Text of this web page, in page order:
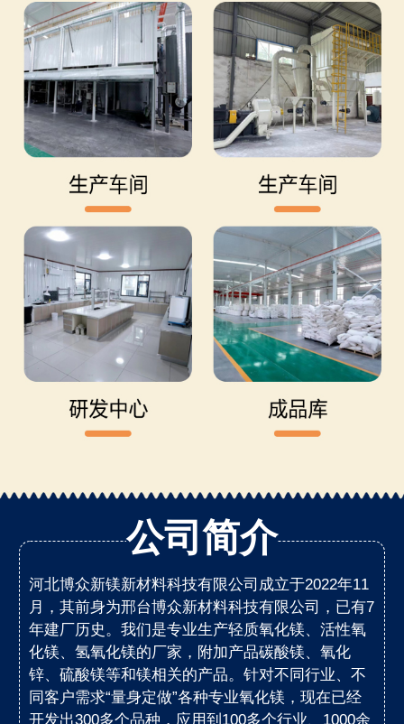
公司简介
河北博众新镁新材料科技有限公司成立于2022年11
月，其前身为邢台博众新材料科技有限公司，已有7
年建厂历史。我们是专业生产轻质氧化镁、活性氧
化镁、氢氧化镁的厂家，附加产品碳酸镁、氧化
锌、硫酸镁等和镁相关的产品。针对不同行业、不
同客户需求“量身定做”各种专业氧化镁，现在已经
开发出300多个品种，应用到100多个行业、1000余